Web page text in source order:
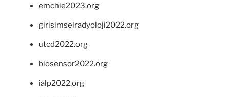
emchie2023.org
girisimselradyoloji2022.org
utcd2022.org
biosensor2022.org
ialp2022.org